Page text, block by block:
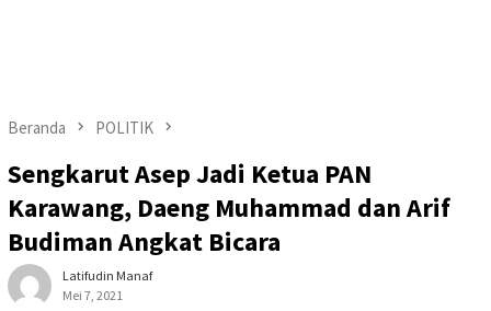
Beranda POLITIK
Sengkarut Asep Jadi Ketua PAN
Karawang, Daeng Muhammad dan Arif
Budiman Angkat Bicara
Latifudin Manaf
Mei 7, 2021